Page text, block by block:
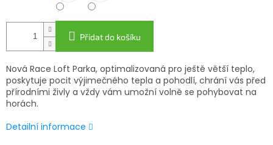
Přidat do košíku
Nová Race Loft Parka, optimalizovaná pro ještě větší teplo,
poskytuje pocit výjimečného tepla a pohodlí, chrání vás před
přírodními živly a vždy vám umožní volně se pohybovat na
horách.
Detailní informace